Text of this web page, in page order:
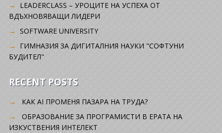
LEADERCLASS – УРОЦИТЕ НА УСПЕХА ОТ
ВДЪХНОВЯВАЩИ ЛИДЕРИ
SOFTWARE UNIVERSITY
ГИМНАЗИЯ ЗА ДИГИТАЛНИЯ НАУКИ "СОФТУНИ
БУДИТЕЛ"
RECENT POSTS
КАК AI ПРОМЕНЯ ПАЗАРА НА ТРУДА?
ОБРАЗОВАНИЕ ЗА ПРОГРАМИСТИ В ЕРАТА НА
ИЗКУСТВЕНИЯ ИНТЕЛЕКТ